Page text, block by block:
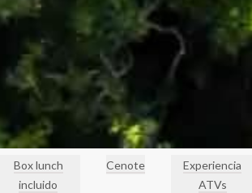
Box lunch
incluido
Cenote
Experiencia
ATVs